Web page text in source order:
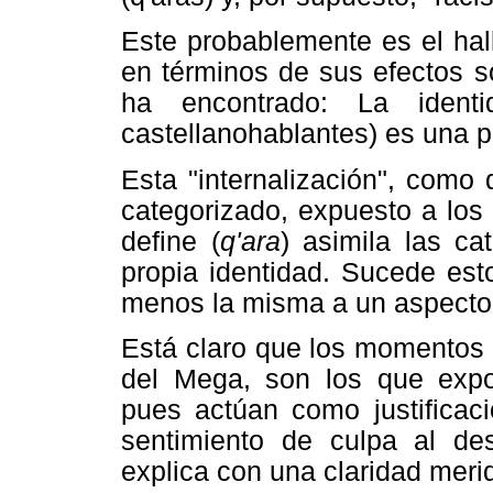
Este probablemente es el
en términos de sus efectos
ha encontrado: La
castellanohablantes) es una
Esta "internalización",
categorizado, expuesto a
define (q'ara) asimila las
propia identidad. Sucede
menos la misma a un
Está claro que los
del Mega, son los que
pues actúan como
sentimiento de culpa al
explica con una claridad